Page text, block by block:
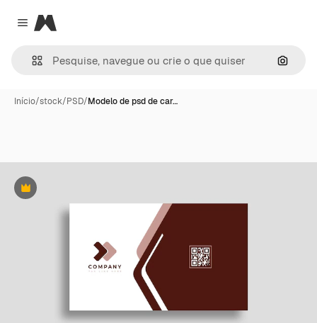
Close menu
Magnific
Início/stock/PSD/Modelo de psd de car…
Premium